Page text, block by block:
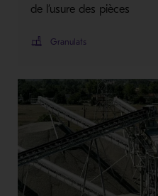
de l’usure des pièces
Granulats